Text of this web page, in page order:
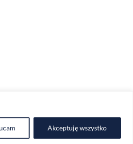
Akceptuję wszystko
prywatności Regulamin